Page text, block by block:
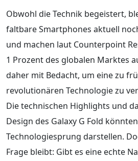
Obwohl die Technik begeistert,
faltbare Smartphones aktuell
und machen laut Counterpoint
1 Prozent des globalen Marktes
daher mit Bedacht, um eine zu
revolutionären Technologie zu
Die technischen Highlights und
Design des Galaxy G Fold
Technologiesprung darstellen.
Frage bleibt: Gibt es eine echte